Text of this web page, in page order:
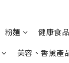
粉麵
健康食
美容、香薰產